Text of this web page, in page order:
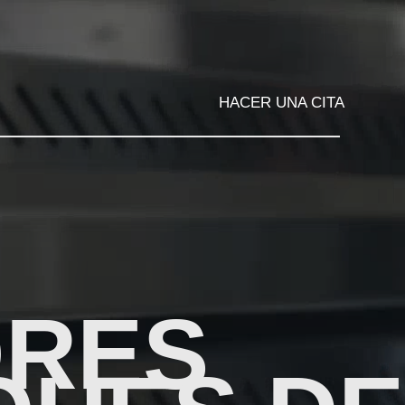
HACER UNA CITA